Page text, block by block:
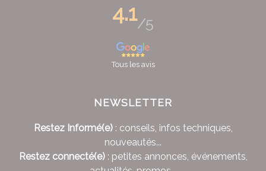
4.1/5
Tous les avis
NEWSLETTER
Restez Informé(e): conseils, infos techniques,
nouveautés...
Restez connecté(e): petites annonces, événements,